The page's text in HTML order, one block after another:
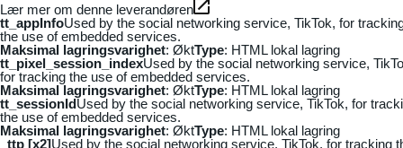
Lær mer om denne leverandøren
tt_appInfoUsed by the social networking service, TikTok, for
the use of embedded services.
Maksimal lagringsvarighet: ØktType: HTML lokal lagring
tt_pixel_session_indexUsed by the social networking service,
for tracking the use of embedded services.
Maksimal lagringsvarighet: ØktType: HTML lokal lagring
tt_sessionIdUsed by the social networking service, TikTok, for
the use of embedded services.
Maksimal lagringsvarighet: ØktType: HTML lokal lagring
_ttp [x2]Used by the social networking service, TikTok, for tracking